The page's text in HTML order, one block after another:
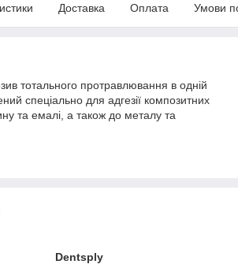
Доставка Оплата Умови
тотального протравлювання в одній
спеціально для адгезії композитних
та емалі, а також до металу та
Dentsply